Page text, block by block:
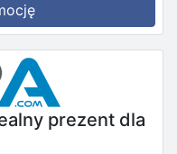
prezent dla